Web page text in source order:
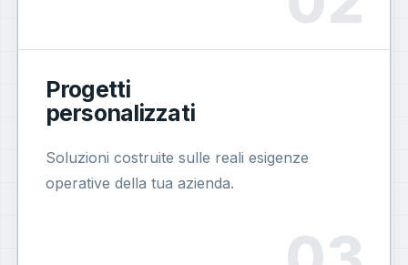
Progetti
personalizzati
Soluzioni costruite sulle reali esigenze
operative della tua azienda.